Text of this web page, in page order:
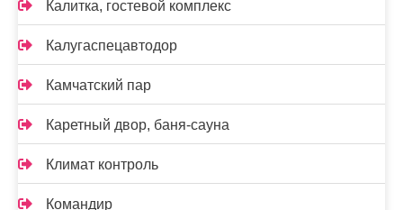
Калитка, гостевой комплекс
Калугаспецавтодор
Камчатский пар
Каретный двор, баня-сауна
Климат контроль
Командир